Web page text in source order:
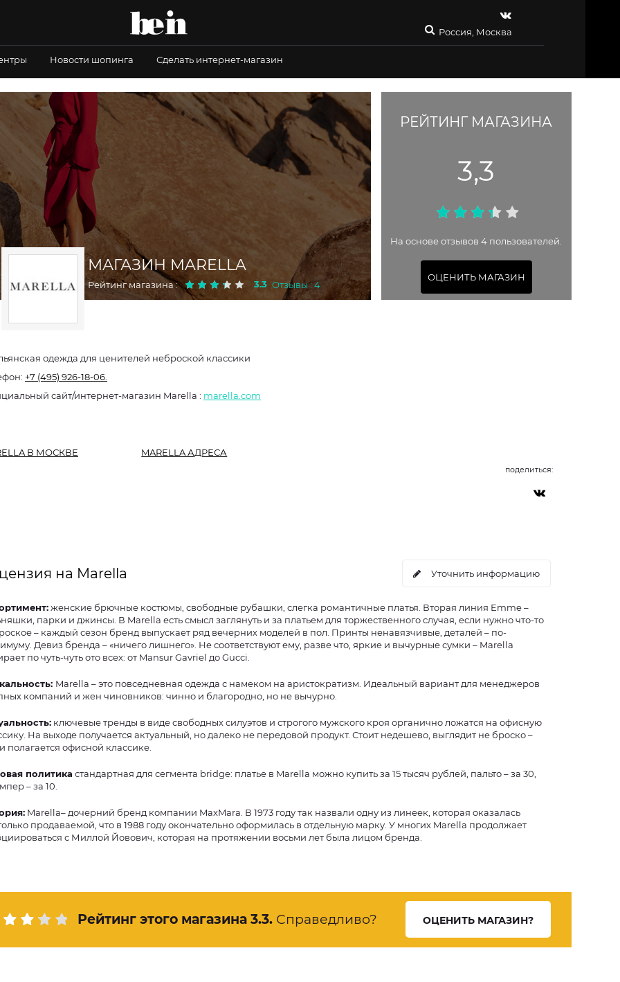
Россия, Москва
Новости шопинга Сделать интернет-магазин
МАГАЗИН MARELLA
Рейтинг магазина : 3.3 Отзывы : 4
РЕЙТИНГ МАГАЗИНА
3,3
На основе отзывов 4 пользователей.
ОЦЕНИТЬ МАГАЗИН
одежда для ценителей неброской классики
+7 (495) 926-18-06.
Официальный сайт/интернет-магазин Marella : marella.com
В МОСКВЕ MARELLA АДРЕСА
поделиться:
на Marella Уточнить информацию
женские брючные костюмы, свободные рубашки, слегка романтичные платья. Вторая линия Emme –
парки и джинсы. В Marella есть смысл заглянуть и за платьем для торжественного случая, если нужно что-то
– каждый сезон бренд выпускает ряд вечерних моделей в пол. Принты ненавязчивые, деталей – по-
Девиз бренда – «ничего лишнего». Не соответствуют ему, разве что, яркие и вычурные сумки – Marella
собирает по чуть-чуть ото всех: от Mansur Gavriel до Gucci.
Marella – это повседневная одежда с намеком на аристократизм. Идеальный вариант для менеджеров
компаний и жен чиновников: чинно и благородно, но не вычурно.
ключевые тренды в виде свободных силуэтов и строгого мужского кроя органично ложатся на офисную
На выходе получается актуальный, но далеко не передовой продукт. Стоит недешево, выглядит не броско –
полагается офисной классике.
политика стандартная для сегмента bridge: платье в Marella можно купить за 15 тысяч рублей, пальто – за 30,
– за 10.
Marella– дочерний бренд компании MaxMara. В 1973 году так назвали одну из линеек, которая оказалась
продаваемой, что в 1988 году окончательно оформилась в отдельную марку. У многих Marella продолжает
с Миллой Йовович, которая на протяжении восьми лет была лицом бренда.
Рейтинг этого магазина 3.3. Справедливо? ОЦЕНИТЬ МАГАЗИН?